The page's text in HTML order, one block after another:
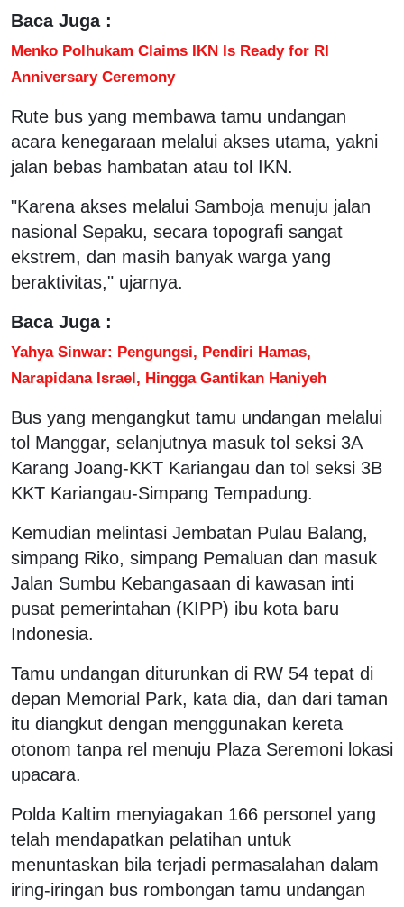
Baca Juga :
Menko Polhukam Claims IKN Is Ready for RI
Anniversary Ceremony
Rute bus yang membawa tamu undangan
acara kenegaraan melalui akses utama, yakni
jalan bebas hambatan atau tol IKN.
"Karena akses melalui Samboja menuju jalan
nasional Sepaku, secara topografi sangat
ekstrem, dan masih banyak warga yang
beraktivitas," ujarnya.
Baca Juga :
Yahya Sinwar: Pengungsi, Pendiri Hamas,
Narapidana Israel, Hingga Gantikan Haniyeh
Bus yang mengangkut tamu undangan melalui
tol Manggar, selanjutnya masuk tol seksi 3A
Karang Joang-KKT Kariangau dan tol seksi 3B
KKT Kariangau-Simpang Tempadung.
Kemudian melintasi Jembatan Pulau Balang,
simpang Riko, simpang Pemaluan dan masuk
Jalan Sumbu Kebangasaan di kawasan inti
pusat pemerintahan (KIPP) ibu kota baru
Indonesia.
Tamu undangan diturunkan di RW 54 tepat di
depan Memorial Park, kata dia, dan dari taman
itu diangkut dengan menggunakan kereta
otonom tanpa rel menuju Plaza Seremoni lokasi
upacara.
Polda Kaltim menyiagakan 166 personel yang
telah mendapatkan pelatihan untuk
menuntaskan bila terjadi permasalahan dalam
iring-iringan bus rombongan tamu undangan